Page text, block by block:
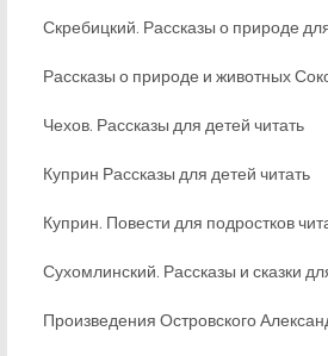
Скребицкий. Рассказы о природе
Рассказы о природе и животных
Чехов. Рассказы для детей читать
Куприн Рассказы для детей читать
Куприн. Повести для подростков
Сухомлинский. Рассказы и сказки
Произведения Островского